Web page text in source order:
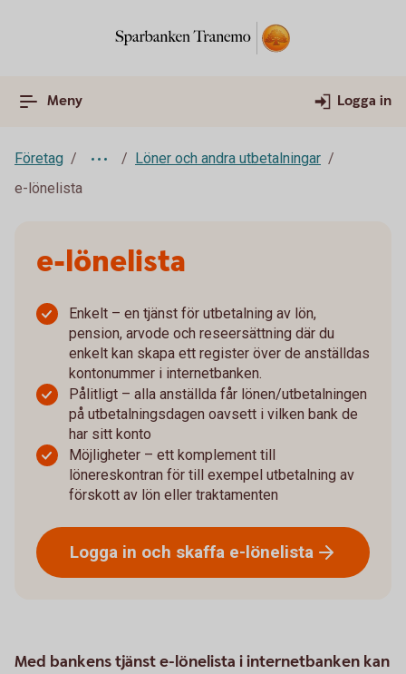
Meny Logga in
Företag
Löner och andra utbetalningar
e-lönelista
e-lönelista
Enkelt – en tjänst för utbetalning av lön,
pension, arvode och reseersättning där du
enkelt kan skapa ett register över de anställdas
kontonummer i internetbanken.
Pålitligt – alla anställda får lönen/utbetalningen
på utbetalningsdagen oavsett i vilken bank de
har sitt konto
Möjligheter – ett komplement till
lönereskontran för till exempel utbetalning av
förskott av lön eller traktamenten
Logga in och skaffa e-lönelista
Med bankens tjänst e-lönelista i internetbanken kan